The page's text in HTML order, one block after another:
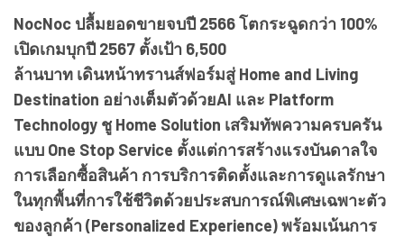
NocNoc ปลื้มยอดขายจบปี 2566 โตกระฉูดกว่า 100%
เปิดเกมบุกปี 2567 ตั้งเป้า 6,500
ล้านบาท เดินหน้าทรานส์ฟอร์มสู่ Home and Living
Destination อย่างเต็มตัวด้วยAI และ Platform
Technology ชู Home Solution เสริมทัพความครบครัน
แบบ One Stop Service ตั้งแต่การสร้างแรงบันดาลใจ
การเลือกซื้อสินค้า การบริการติดตั้งและการดูแลรักษา
ในทุกพื้นที่การใช้ชีวิตด้วยประสบการณ์พิเศษเฉพาะตัว
ของลูกค้า (Personalized Experience) พร้อมเน้นการ